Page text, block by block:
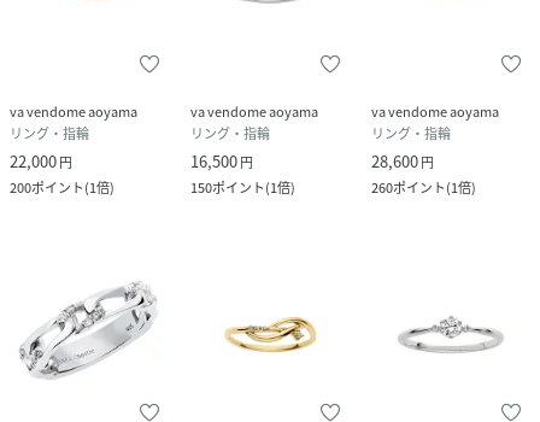
va vendome aoyama
リング・指輪
22,000円
200ポイント(1倍)
va vendome aoyama
リング・指輪
16,500円
150ポイント(1倍)
va vendome aoyama
リング・指輪
28,600円
260ポイント(1倍)